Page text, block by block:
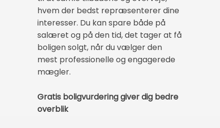
hvem der bedst repræsenterer dine
interesser. Du kan spare både på
salæret og på den tid, det tager at få
boligen solgt, når du vælger den
mest professionelle og engagerede
mægler.
Gratis boligvurdering giver dig bedre
overblik